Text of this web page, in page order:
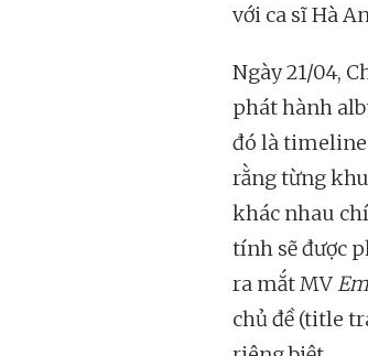
với ca sĩ Hà
Ngày 21/04,
phát hành
đó là timeline
rằng từng
khác nhau
tính sẽ được
ra mắt MV
chủ đề (title